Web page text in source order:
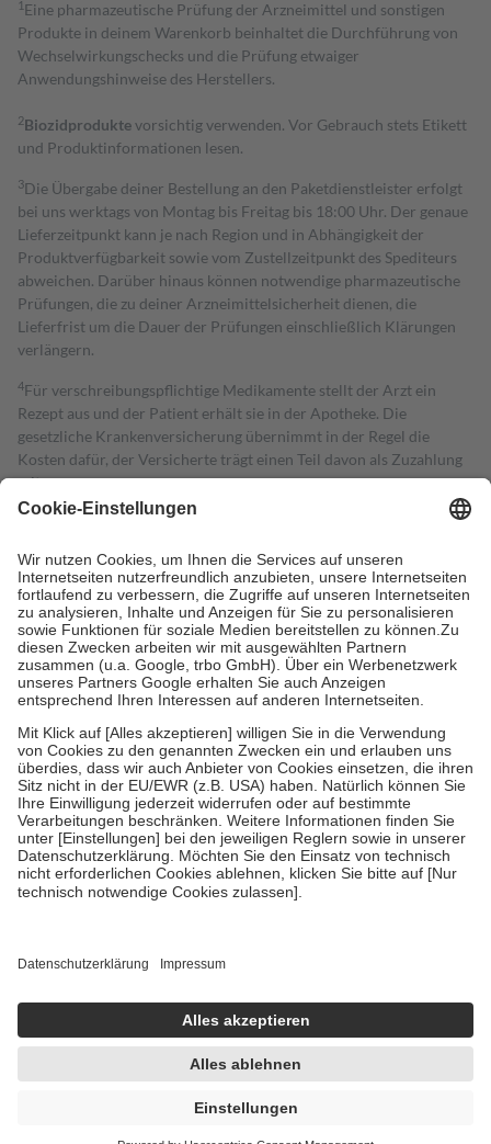
1 Eine pharmazeutische Prüfung der Arzneimittel und sonstigen
Produkte in deinem Warenkorb beinhaltet die Durchführung von
Wechselwirkungschecks und die Prüfung etwaiger
Anwendungshinweise des Herstellers.
2Biozidproduktevorsichtig verwenden. Vor Gebrauch stets Etikett
und Produktinformationen lesen.
3Die Übergabe deiner Bestellung an den Paketdienstleister erfolgt
bei uns werktags von Montag bis Freitag bis 18:00 Uhr. Der genaue
Lieferzeitpunkt kann je nach Region und in Abhängigkeit der
Produktverfügbarkeit sowie vom Zustellzeitpunkt des Spediteurs
abweichen. Darüber hinaus können notwendige pharmazeutische
Prüfungen, die zu deiner Arzneimittelsicherheit dienen, die
Lieferfrist um die Dauer der Prüfungen einschließlich Klärungen
verlängern.
4Für verschreibungspflichtige Medikamente stellt der Arzt ein
Rezept aus und der Patient erhält sie in der Apotheke. Die
gesetzliche Krankenversicherung übernimmt in der Regel die
Kosten dafür, der Versicherte trägt einen Teil davon als Zuzahlung
mit.
Grundsätzlich leisten Mitglieder Zuzahlungen in Höhe von zehn
höchstens zehn Euro.
Es sind jedoch nie mehr als die tatsächlichen
Kosten der Leistung zu entrichten.
Diese Regeln gelten grundsätzlich auch für Online-Apotheken.
Bei Heilmitteln und häuslicher Krankenpflege beträgt die
Zuzahlung zehn Prozent der Kosten sowie zehn Euro je
Verordnung.
Um das Engagement der Versicherten für ihre eigene Gesundheit zu
stärken und die besondere Stellung der Familie zu unterstützen,
fallenkeine Zuzahlungenan bei:
• Kindern und Jugendlichen bis zum vollendeten 18. Lebensjahr
mit Ausnahme der Fahrkosten
• Untersuchungen zur Vorsorge und Früherkennung, die von der
GKV getragen werden
• empfohlenen Schutzimpfungen
• Harn- und Blutteststreifen
getroffen, um sicherzustellen, dass es sich um echte Bewertungen
https://help.etrusted.com/hc/de/articles/4419944605341
Einige Bilder und Inhalte wurden unter Zuhilfenahme künstlicher